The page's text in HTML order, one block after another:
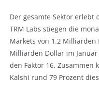
Der gesamte Sektor erlebt
TRM Labs stiegen die
Markets von 1.2
Milliarden Dollar im
den Faktor 16. Zusammen
Kalshi rund 79 Prozent